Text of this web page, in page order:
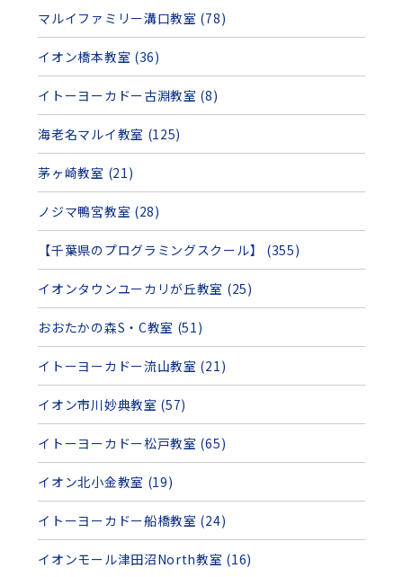
マルイファミリー溝口教室 (78)
イオン橋本教室 (36)
イトーヨーカドー古淵教室 (8)
海老名マルイ教室 (125)
茅ヶ崎教室 (21)
ノジマ鴨宮教室 (28)
【千葉県のプログラミングスクール】 (355)
イオンタウンユーカリが丘教室 (25)
おおたかの森S・C教室 (51)
イトーヨーカドー流山教室 (21)
イオン市川妙典教室 (57)
イトーヨーカドー松戸教室 (65)
イオン北小金教室 (19)
イトーヨーカドー船橋教室 (24)
イオンモール津田沼North教室 (16)